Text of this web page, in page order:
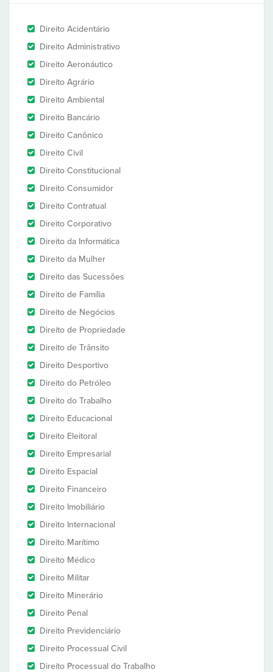
Direito Acidentário
Direito Administrativo
Direito Aeronáutico
Direito Agrário
Direito Ambiental
Direito Bancário
Direito Canônico
Direito Civil
Direito Constitucional
Direito Consumidor
Direito Contratual
Direito Corporativo
Direito da Informática
Direito da Mulher
Direito das Sucessões
Direito de Família
Direito de Negócios
Direito de Propriedade
Direito de Trânsito
Direito Desportivo
Direito do Petróleo
Direito do Trabalho
Direito Educacional
Direito Eleitoral
Direito Empresarial
Direito Espacial
Direito Financeiro
Direito Imobiliário
Direito Internacional
Direito Marítimo
Direito Médico
Direito Militar
Direito Minerário
Direito Penal
Direito Previdenciário
Direito Processual Civil
Direito Processual do Trabalho